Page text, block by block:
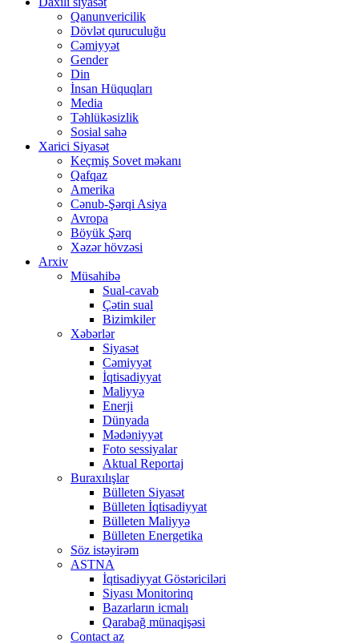
Qanunvericilik
Dövlət quruculuğu
Cəmiyyət
Gender
Din
İnsan Hüquqları
Media
Təhlükəsizlik
Sosial sahə
Xarici Siyasət
Keçmiş Sovet məkanı
Qafqaz
Amerika
Cənub-Şərqi Asiya
Avropa
Böyük Şərq
Xəzər hövzəsi
Arxiv
Müsahibə
Sual-cavab
Çətin sual
Bizimkiler
Xəbərlər
Siyasət
Cəmiyyət
İqtisadiyyat
Maliyyə
Enerji
Dünyada
Mədəniyyət
Foto sessiyalar
Aktual Reportaj
Buraxılışlar
Bülleten Siyasət
Bülleten İqtisadiyyat
Bülleten Maliyyə
Bülleten Energetika
Söz istəyirəm
ASTNA
İqtisadiyyat Göstəriciləri
Siyası Monitorinq
Bazarların icmalı
Qarabağ münaqişəsi
Contact az